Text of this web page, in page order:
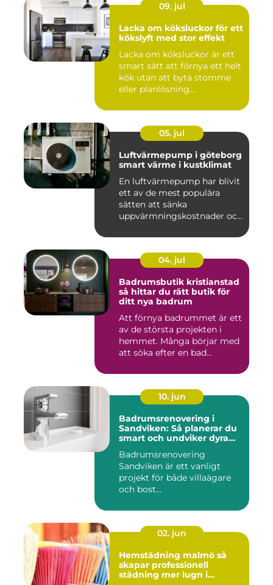
09. jul
Lacka om köksluckor för ett
kökslyft med stor effekt
Lacka om köksluckor är ett
smart sätt att förnya ett helt
kök utan att byta stomme
eller planlösning...
05. jul
Luftvärmepump i göteborg
smart värme i kustklimat
En luftvärmepump har blivit
ett av de mest populära
sätten att sänka
uppvärmningskostnader och
04. jul
Badrumsbutik kristianstad
så hittar du rätt butik för
ditt nya badrum
Att förnya badrummet är ett
av de största projekten i
hemmet. Många börjar med
att söka efter en bad...
10. jun
Badrumsrenovering i
Sandviken: Så planerar du
smart och undviker dyra
Badrumsrenovering
Sandviken är ett vanligt
projekt för både villaägare
och bost...
02. jun
Hemstädning malmö så
skapar professionell
städning mer lugn i